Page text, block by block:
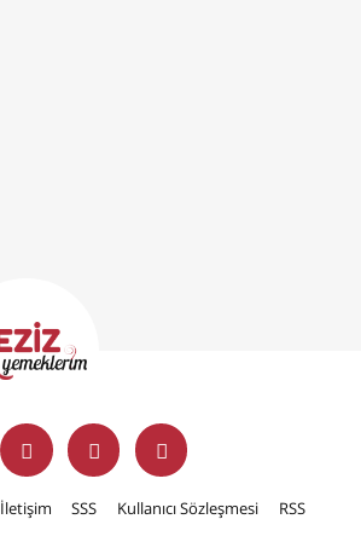
İletişim SSS Kullanıcı Sözleşmesi
RSS